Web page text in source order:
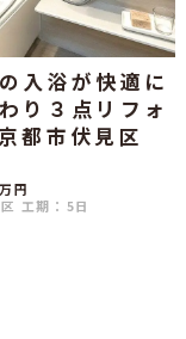
入浴が快適に
り３点リフォ
都市伏見区
円
工期：5日